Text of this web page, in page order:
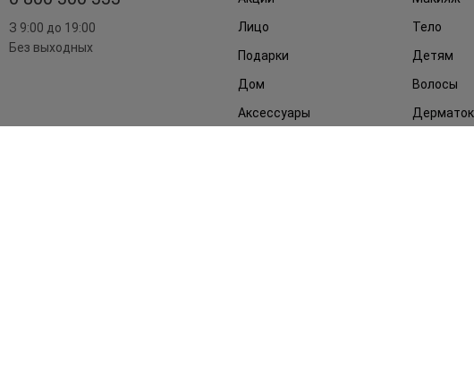
З 9:00 до 19:00
Без выходных
Лицо
Тело
Подарки
Детям
Дом
Волосы
Аксессуары